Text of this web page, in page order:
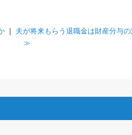
｜
夫が将来もらう退職金は財産分与
≫